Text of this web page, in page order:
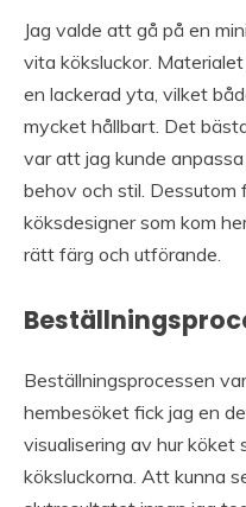
Jag valde att gå på en
vita köksluckor.
en lackerad yta, vilket
mycket hållbart. Det
var att jag kunde
behov och stil. Dessutom
köksdesigner som kom
rätt färg och utförande.
Beställningsprocessen
hembesöket fick jag en
visualisering av hur köket
köksluckorna. Att kunna